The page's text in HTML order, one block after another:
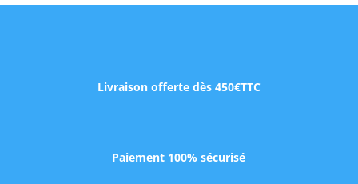
Livraison offerte dès 450€TTC
Paiement 100% sécurisé